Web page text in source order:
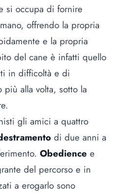
si occupa di fornire
offrendo la propria
e la propria
del cane è infatti quello
in difficoltà e di
più alla volta, sotto la
gli amici a quattro
di due anni a
Obedience e
del percorso e in
a erogarlo sono